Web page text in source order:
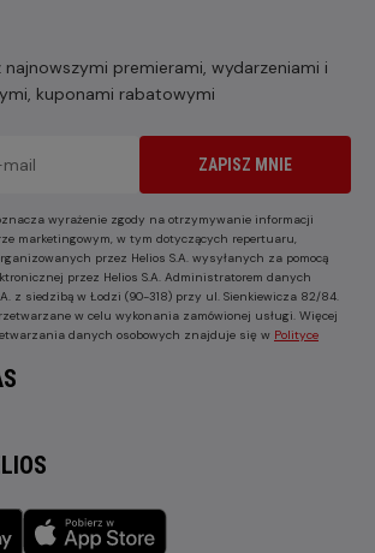
najnowszymi premierami, wydarzeniami i
kuponami rabatowymi
ZAPISZ MNIE
wyrażenie zgody na otrzymywanie informacji
marketingowym, w tym dotyczących repertuaru,
przez Helios S.A. wysyłanych za pomocą
przez Helios S.A. Administratorem danych
z siedzibą w Łodzi (90-318) przy ul. Sienkiewicza 82/84.
w celu wykonania zamówionej usługi. Więcej
danych osobowych znajduje się w Polityce